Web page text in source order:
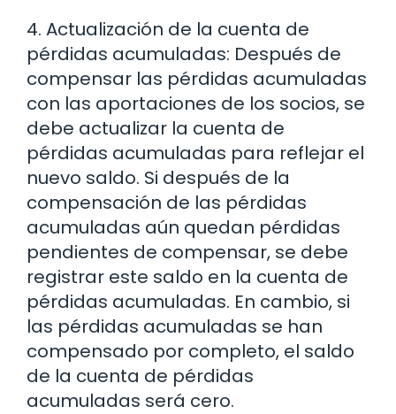
4. Actualización de la cuenta de
pérdidas acumuladas: Después de
compensar las pérdidas acumuladas
con las aportaciones de los socios, se
debe actualizar la cuenta de
pérdidas acumuladas para reflejar el
nuevo saldo. Si después de la
compensación de las pérdidas
acumuladas aún quedan pérdidas
pendientes de compensar, se debe
registrar este saldo en la cuenta de
pérdidas acumuladas. En cambio, si
las pérdidas acumuladas se han
compensado por completo, el saldo
de la cuenta de pérdidas
acumuladas será cero.